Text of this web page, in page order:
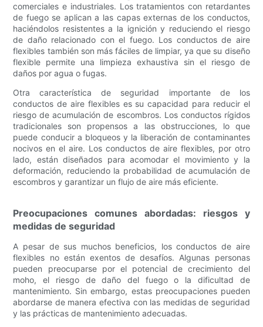
comerciales e industriales. Los tratamientos con retardantes
de fuego se aplican a las capas externas de los conductos,
haciéndolos resistentes a la ignición y reduciendo el riesgo
de daño relacionado con el fuego. Los conductos de aire
flexibles también son más fáciles de limpiar, ya que su diseño
flexible permite una limpieza exhaustiva sin el riesgo de
daños por agua o fugas.
Otra característica de seguridad importante de los
conductos de aire flexibles es su capacidad para reducir el
riesgo de acumulación de escombros. Los conductos rígidos
tradicionales son propensos a las obstrucciones, lo que
puede conducir a bloqueos y la liberación de contaminantes
nocivos en el aire. Los conductos de aire flexibles, por otro
lado, están diseñados para acomodar el movimiento y la
deformación, reduciendo la probabilidad de acumulación de
escombros y garantizar un flujo de aire más eficiente.
Preocupaciones comunes abordadas: riesgos y
medidas de seguridad
A pesar de sus muchos beneficios, los conductos de aire
flexibles no están exentos de desafíos. Algunas personas
pueden preocuparse por el potencial de crecimiento del
moho, el riesgo de daño del fuego o la dificultad de
mantenimiento. Sin embargo, estas preocupaciones pueden
abordarse de manera efectiva con las medidas de seguridad
y las prácticas de mantenimiento adecuadas.